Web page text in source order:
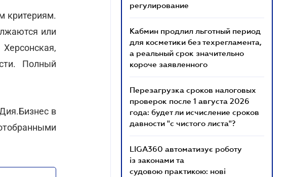
критериям.
или
Полный
в
регулирование
Кабмин продлил льготный период
для косметики без техрегламента,
а реальный срок значительно
короче заявленного
Перезагрузка сроков налоговых
проверок после 1 августа 2026
года: будет ли исчисление сроков
давности "с чистого листа"?
LIGA360 автоматизує роботу
із законами та
судовою практикою: нові